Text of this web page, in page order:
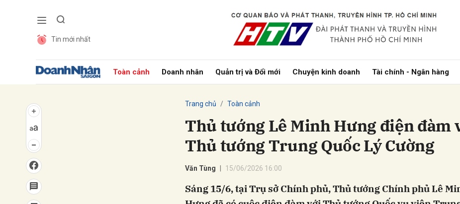
Tin mới nhất
Toàn cảnh Doanh nhân Quản trị và Đổi mới Chuyện kinh doanh Tài chính - Ngân hàng
Trang chủ Toàn cảnh
Thủ tướng Lê Minh Hưng điện đàm
Thủ tướng Trung Quốc Lý Cường
Văn Tùng 15/06/2026 16:00
Sáng 15/6, tại Trụ sở Chính phủ, Thủ tướng Chính phủ Lê